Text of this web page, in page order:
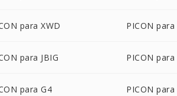
para XWD PICON para
para JBIG PICON para
para G4 PICON para